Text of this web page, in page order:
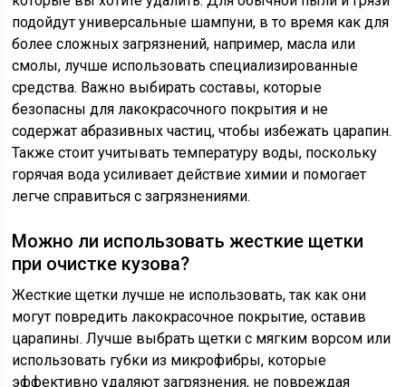
подойдут универсальные шампуни, в то время как для
более сложных загрязнений, например, масла или
смолы, лучше использовать специализированные
средства. Важно выбирать составы, которые
безопасны для лакокрасочного покрытия и не
содержат абразивных частиц, чтобы избежать царапин.
Также стоит учитывать температуру воды, поскольку
горячая вода усиливает действие химии и помогает
легче справиться с загрязнениями.
Можно ли использовать жесткие щетки
при очистке кузова?
Жесткие щетки лучше не использовать, так как они
могут повредить лакокрасочное покрытие, оставив
царапины. Лучше выбрать щетки с мягким ворсом или
использовать губки из микрофибры, которые
эффективно удаляют загрязнения, не повреждая